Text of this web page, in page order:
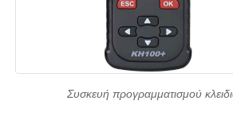
Συσκευή προγραμματισμού